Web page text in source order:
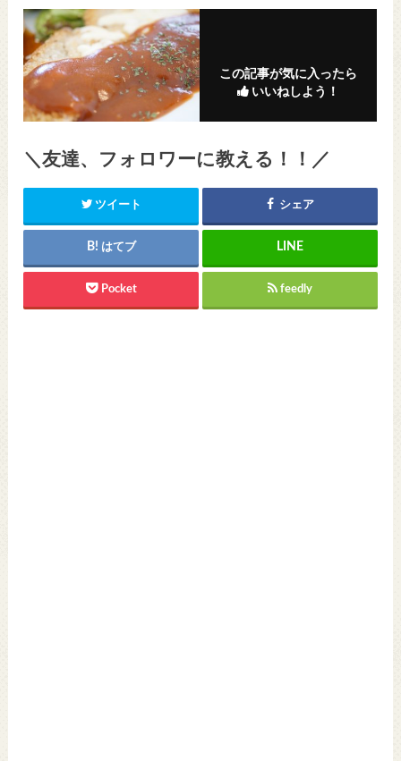
この記事が気に入ったら
いいねしよう！
＼友達、フォロワーに教える！！／
ツイート シェア
はてブ
Pocket feedly